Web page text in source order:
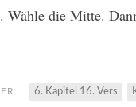
Wähle die Mitte.
6. Kapitel 16. Vers